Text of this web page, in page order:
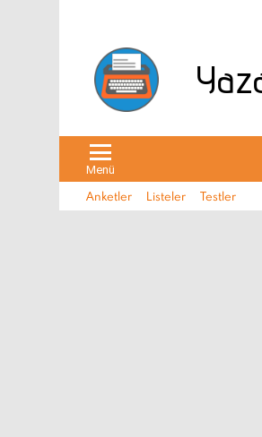
Menü
Anketler Listeler Testler